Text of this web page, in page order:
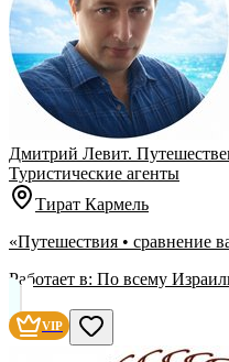
Дмитрий Левит.
Туристические агенты
Тират Кармель
«Путешествия • сравнение
Работает в: По всему
VIP